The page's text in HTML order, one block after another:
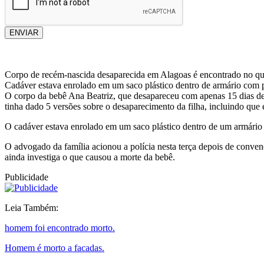
ENVIAR
Corpo de recém-nascida desaparecida em Alagoas é encontrado no
Cadáver estava enrolado em um saco plástico dentro de armário
O corpo da bebê Ana Beatriz, que desapareceu com apenas 15
tinha dado 5 versões sobre o desaparecimento da filha, incluindo que
O cadáver estava enrolado em um saco plástico dentro de um
O advogado da família acionou a polícia nesta terça depois de
ainda investiga o que causou a morte da bebê.
Publicidade
Leia Também:
homem foi encontrado morto.
Homem é morto a facadas.